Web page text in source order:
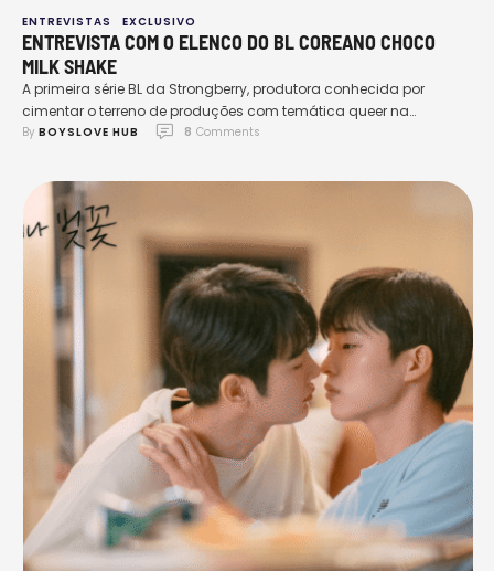
ENTREVISTAS EXCLUSIVO
ENTREVISTA COM O ELENCO DO BL COREANO CHOCO
MILK SHAKE
A primeira série BL da Strongberry, produtora conhecida por
cimentar o terreno de produções com temática queer na
indústria do entretenimento sul-coreano, revelou incríveis talentos
Choco Milk Shake conquistou o público rapidamente, obtendo
ótimos números de visualizações e tornando-se uma das obras
mais comentadas do ano. …
By BOYSLOVE HUB 8 Comments